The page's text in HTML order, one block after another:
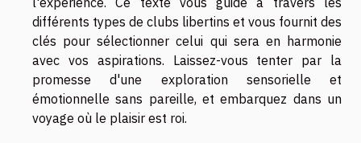
différents types de clubs libertins et vous fournit des
clés pour sélectionner celui qui sera en harmonie
avec vos aspirations. Laissez-vous tenter par la
promesse d'une exploration sensorielle et
émotionnelle sans pareille, et embarquez dans un
voyage où le plaisir est roi.